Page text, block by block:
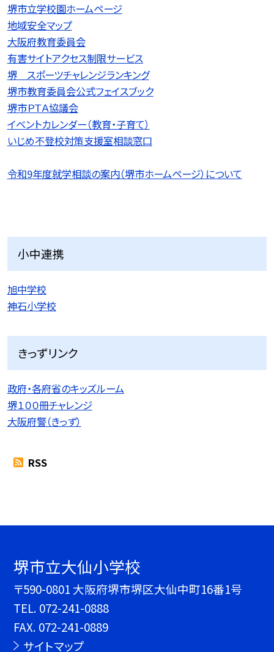
堺市立学校園ホームページ
地域安全マップ
大阪府教育委員会
有害サイトアクセス制限サービス
堺 スポーツチャレンジランキング
堺市教育委員会公式フェイスブック
堺市ＰＴＡ協議会
イベントカレンダー（教育・子育て）
いじめ不登校対策支援室相談窓口
令和9年度就学相談の案内（堺市ホームページ）について
小中連携
旭中学校
神石小学校
きっずリンク
政府・各府省のキッズルーム
堺１００冊チャレンジ
大阪府警（きっず）
RSS
堺市立大仙小学校
〒590-0801 大阪府堺市堺区大仙中町16番1号
TEL. 072-241-0888
FAX. 072-241-0889
サイトマップ